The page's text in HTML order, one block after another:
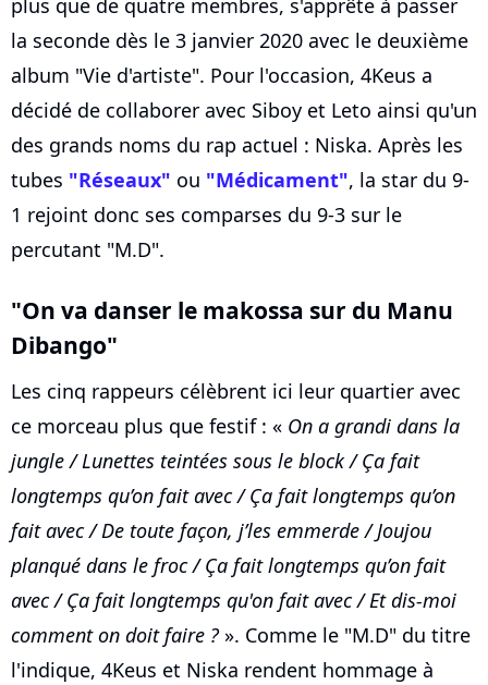
plus que de quatre membres, s'apprête à passer
la seconde dès le 3 janvier 2020 avec le deuxième
album "Vie d'artiste". Pour l'occasion, 4Keus a
décidé de collaborer avec Siboy et Leto ainsi qu'un
des grands noms du rap actuel : Niska. Après les
tubes "Réseaux" ou "Médicament", la star du 9-
1 rejoint donc ses comparses du 9-3 sur le
percutant "M.D".
"On va danser le makossa sur du Manu
Dibango"
Les cinq rappeurs célèbrent ici leur quartier avec
ce morceau plus que festif : « On a grandi dans la
jungle / Lunettes teintées sous le block / Ça fait
longtemps qu’on fait avec / Ça fait longtemps qu’on
fait avec / De toute façon, j’les emmerde / Joujou
planqué dans le froc / Ça fait longtemps qu’on fait
avec / Ça fait longtemps qu'on fait avec / Et dis-moi
comment on doit faire ?». Comme le "M.D" du titre
l'indique, 4Keus et Niska rendent hommage à